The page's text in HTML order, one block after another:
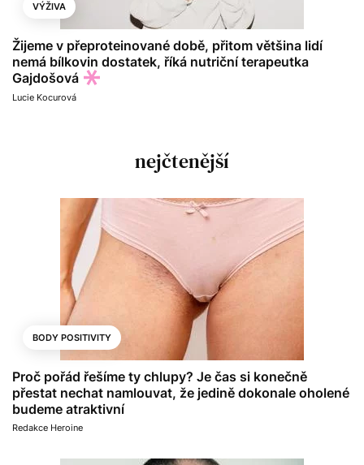
VÝŽIVA
Žijeme v přeproteinované době, přitom většina lidí
nemá bílkovin dostatek, říká nutriční terapeutka
Gajdošová
Lucie Kocurová
nejčtenější
BODY POSITIVITY
Proč pořád řešíme ty chlupy? Je čas si konečně
přestat nechat namlouvat, že jedině dokonale oholené
budeme atraktivní
Redakce Heroine